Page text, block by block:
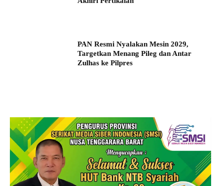
PAN Resmi Nyalakan Mesin 2029,
Targetkan Menang Pileg dan Antar
Zulhas ke Pilpres